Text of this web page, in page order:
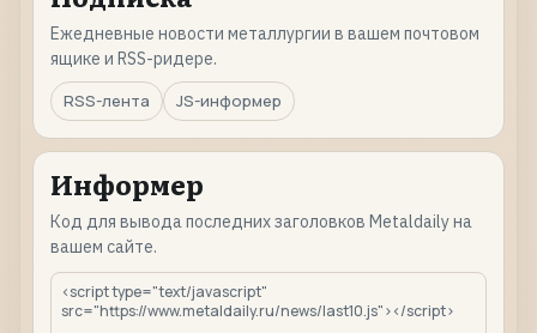
Ежедневные новости металлургии в вашем почтовом
ящике и RSS-ридере.
RSS-лента
JS-информер
Информер
Код для вывода последних заголовков Metaldaily на
вашем сайте.